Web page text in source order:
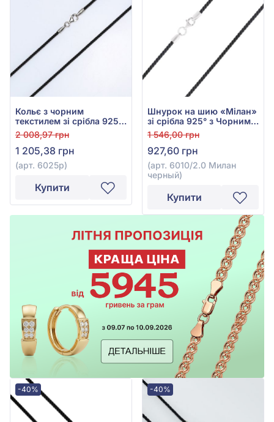
Кольє з чорним
текстилем зі срібла 925°,
арт. 6025р
2 008,97 грн
1 205,38 грн
(арт. 6025р)
Купити
Шнурок на шию «Мілан»
зі срібла 925° з Чорним
Текстилем, арт. 6010/2.0
Милан черный
1 546,00 грн
927,60 грн
(арт. 6010/2.0 Милан
черный)
Купити
-40% -40%